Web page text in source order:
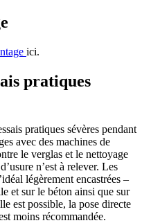
ici.
pratiques
pratiques sévères pendant
avec des machines de
le verglas et le nettoyage
n’est à relever. Les
légèrement encastrées –
et sur le béton ainsi que sur
est possible, la pose directe
moins récommandée.